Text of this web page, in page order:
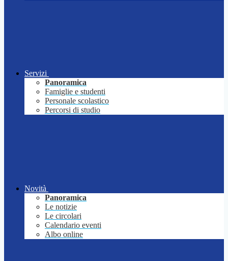
Servizi
Panoramica
Famiglie e studenti
Personale scolastico
Percorsi di studio
Novità
Panoramica
Le notizie
Le circolari
Calendario eventi
Albo online